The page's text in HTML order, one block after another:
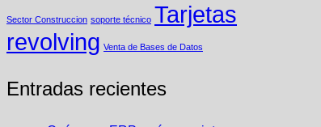
Sector Construccion soporte técnico Tarjetas
revolving Venta de Bases de Datos
Entradas recientes